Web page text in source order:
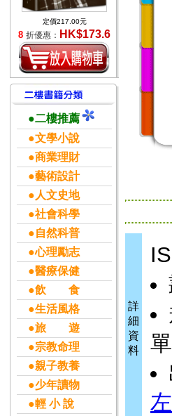
定價217.00元
8 折優惠： HK$173.6
●二樓推薦
●文學小說
●商業理財
●藝術設計
●人文史地
●社會科學
●自然科普
●心理勵志
●醫療保健
●飲 食
●生活風格
●旅 遊
●宗教命理
●親子教養
●少年讀物
●輕 小 說
詳
細
資
料